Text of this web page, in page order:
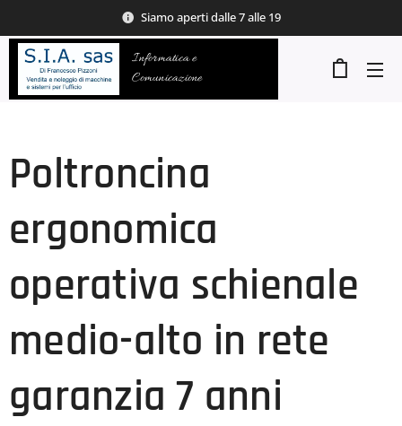
Siamo aperti dalle 7 alle 19
Informatica e
Comunicazione
Poltroncina
ergonomica
operativa schienale
medio-alto in rete
garanzia 7 anni